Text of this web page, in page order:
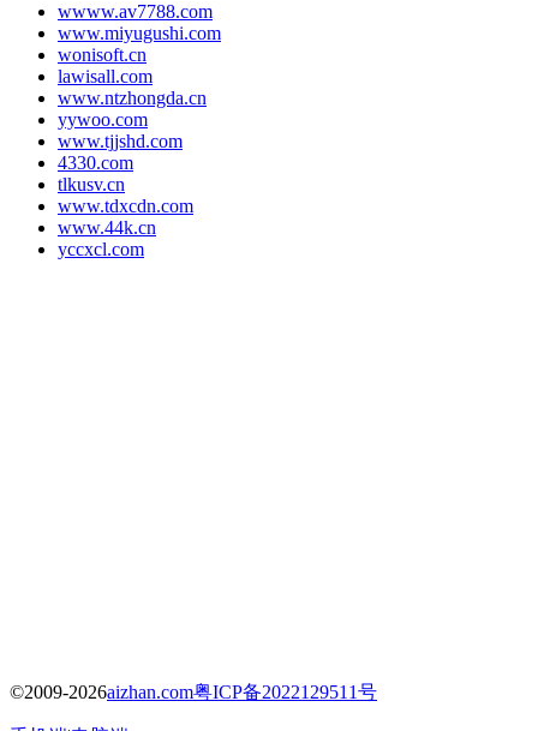
wwww.av7788.com
www.miyugushi.com
wonisoft.cn
lawisall.com
www.ntzhongda.cn
yywoo.com
www.tjjshd.com
4330.com
tlkusv.cn
www.tdxcdn.com
www.44k.cn
yccxcl.com
©2009-2026aizhan.com粤ICP备2022129511号